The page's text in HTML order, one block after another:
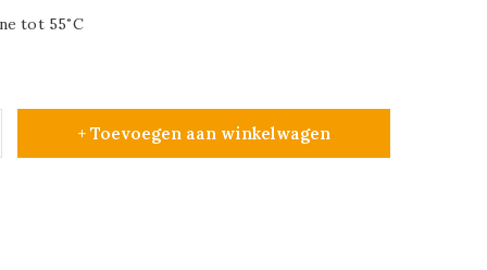
tot 55˚C
+ Toevoegen aan winkelwagen